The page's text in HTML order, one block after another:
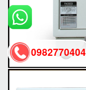
0982770404